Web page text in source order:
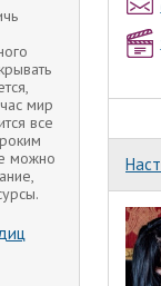
мир
все
можно